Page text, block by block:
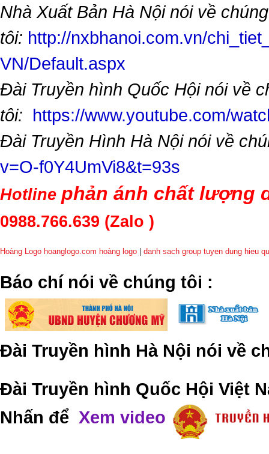
Nhà Xuất Bản Hà Nội nói về chúng
tôi: http://nxbhanoi.com.vn/
VN/Default.aspx
Đài Truyền hình Quốc Hội nói về
tôi: https://www.youtube.com/
Đài Truyền Hình Hà Nội nói về
v=O-f0Y4UmVi8&t=93s
Hotline phản ánh chất lượng
0988.766.639 (Zalo )
Hoàng Logo hoanglogo.com hoàng logo danh sach group tuyen dung hieu
​Báo chí nói về chúng tôi :
Đài Truyền hình Hà Nội nói về
Đài Truyền hình Quốc Hội Việt
Nhấn để Xem video